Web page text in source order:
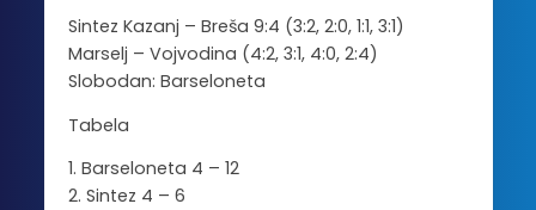
Sintez Kazanj – Breša 9:4 (3:2, 2:0, 1:1, 3:1)
Marselj – Vojvodina (4:2, 3:1, 4:0, 2:4)
Slobodan: Barseloneta
Tabela
1. Barseloneta 4 – 12
2. Sintez 4 – 6